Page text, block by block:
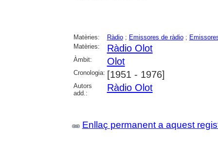
Matèries: Ràdio; Emissores de ràdio;
Matèries:
Ràdio Olot
Àmbit: Olot
Cronologia: [1951 - 1976]
Autors
add.:
Ràdio Olot
Enllaç permanent a aquest